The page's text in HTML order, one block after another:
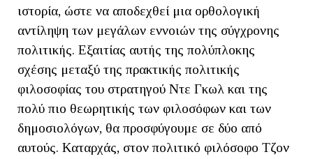
ιστορία, ώστε να αποδεχθεί μια ορθολογική
αντίληψη των μεγάλων εννοιών της σύγχρονης
πολιτικής. Εξαιτίας αυτής της πολύπλοκης
σχέσης μεταξύ της πρακτικής πολιτικής
φιλοσοφίας του στρατηγού Ντε Γκωλ και της
πολύ πιο θεωρητικής των φιλοσόφων και των
δημοσιολόγων, θα προσφύγουμε σε δύο από
αυτούς. Καταρχάς, στον πολιτικό φιλόσοφο Τζον